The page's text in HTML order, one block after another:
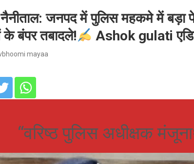
नैनीताल: जनपद में पुलिस महकमे में बड़ा
के बंपर तबादले!
Ashok gulati
mayaa
“वरिष्ठ पुलिस अधीक्षक